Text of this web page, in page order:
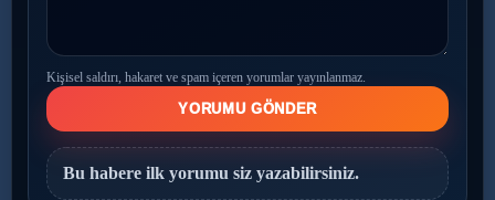
Kişisel saldırı, hakaret ve spam içeren yorumlar yayınlanmaz.
YORUMU GÖNDER
Bu habere ilk yorumu siz yazabilirsiniz.